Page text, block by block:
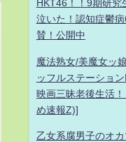
HKT46！！9期研究
泣いた！認知症鬱
賛！公開中
魔法熟女/美魔女ッ
ッフルステーショ
映画三昧老後生活
め速報Z)]
乙女系腐男子のオ